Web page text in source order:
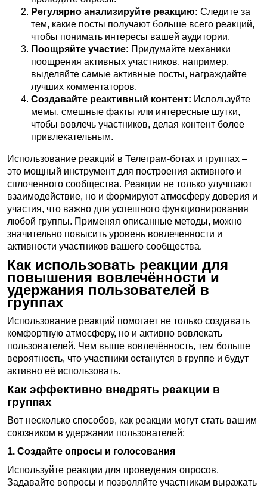
Регулярно анализируйте реакцию: Следите за
тем, какие посты получают больше всего реакций,
чтобы понимать интересы вашей аудитории.
Поощряйте участие: Придумайте механики
поощрения активных участников, например,
выделяйте самые активные посты, награждайте
лучших комментаторов.
Создавайте реактивный контент: Используйте
мемы, смешные факты или интересные шутки,
чтобы вовлечь участников, делая контент более
привлекательным.
Использование реакций в Телеграм-ботах и группах –
это мощный инструмент для построения активного и
сплоченного сообщества. Реакции не только улучшают
взаимодействие, но и формируют атмосферу доверия и
участия, что важно для успешного функционирования
любой группы. Применяя описанные методы, можно
значительно повысить уровень вовлеченности и
активности участников вашего сообщества.
Как использовать реакции для
повышения вовлечённости и
удержания пользователей в
группах
Использование реакций помогает не только создавать
комфортную атмосферу, но и активно вовлекать
пользователей. Чем выше вовлечённость, тем больше
вероятность, что участники останутся в группе и будут
активно её использовать.
Как эффективно внедрять реакции в
группах
Вот несколько способов, как реакции могут стать вашим
союзником в удержании пользователей:
1. Создайте опросы и голосования
Используйте реакции для проведения опросов.
Задавайте вопросы и позволяйте участникам выражать